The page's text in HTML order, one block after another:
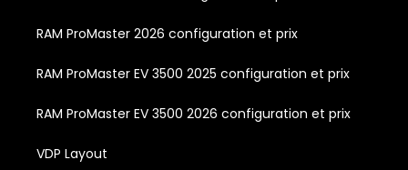
RAM ProMaster 2026 configuration et prix
RAM ProMaster EV 3500 2025 configuration et prix
RAM ProMaster EV 3500 2026 configuration et prix
VDP Layout